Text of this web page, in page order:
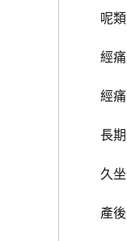
呢類女
經痛
經痛到
長期
久坐
產後